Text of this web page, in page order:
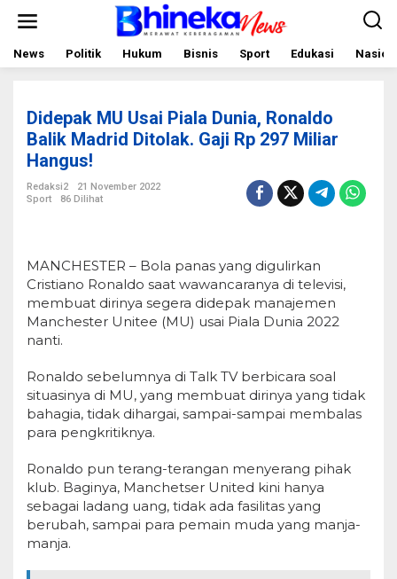
News Politik Hukum Bisnis Sport Edukasi
Didepak MU Usai Piala Dunia, Ronaldo
Balik Madrid Ditolak. Gaji Rp 297 Miliar
Hangus!
Redaksi2
21 November 2022
Sport
86 Dilihat
MANCHESTER – Bola panas yang digulirkan
Cristiano Ronaldo saat wawancaranya di televisi,
membuat dirinya segera didepak manajemen
Manchester Unitee (MU) usai Piala Dunia 2022
nanti.
Ronaldo sebelumnya di Talk TV berbicara soal
situasinya di MU, yang membuat dirinya yang tidak
bahagia, tidak dihargai, sampai-sampai membalas
para pengkritiknya.
Ronaldo pun terang-terangan menyerang pihak
klub. Baginya, Manchetser United kini hanya
sebagai ladang uang, tidak ada fasilitas yang
berubah, sampai para pemain muda yang manja-
manja.